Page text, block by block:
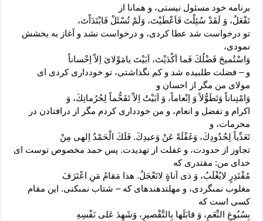
برنامه خود مسئول نیستى، و همانا از
تَفْعَلُ، وَ لَقَدْ سُئِلْتَ فَاَعْطَيْتَ، وَلَمْ تُسْئَلْ فَابْتَدَاْتَ،
تو درخواست شد عطا کردى، و درخواست نشد و آغاز به بخشش
نمودى،
وَاسْتُميحَ فَضْلُكَ فَما اَكْدَيْتَ، اَبَيْتَ يامَوْلاىَ اِلاّ اِحْساناً
و – فضلت طلبیده شد و کم نگذاشتى، تو خوددارى کردى اى
مولاى من مگر از احسان و
وَامْتِناناً وَتَطَوُّلاً وَ اِنْعاماً، وَ اَبَيْتُ اِلاّ تَقَحُّماً لِحُرُماتِكَ، وَ
اکرام و تفضل و انعام، و من خوددارى کردم مگر از درافتادن در
محرمات، و
تَعَدِّياً لِحُدُودِكَ، وَغَفْلَةً عَنْ وَعيدِكَ. فَلَكَ الْحَمْدُ اِلهى مِنْ
تجاوز از حدودت، و غفلت از تهدیدت. پس حمد مخصوص توست اى
خداى من: مقتدرى که
مُقْتَدِرٍ لايُغْلَبُ، وَ ذى اَناةٍ لاتَعْجَلُ. هذا مَقامُ مَنِ اعْتَرَفَ
مغلوب نمى‏گردى، و مهلت‏دهنده‏اى که – شتاب نمى‏کنى. این مقام
کسى است که
بِسُبُوغِ النِّعَمِ، وَ قابَلَها بِالتَّقْصيرِ، وَشَهِدَ عَلى‏ نَفْسِهِ